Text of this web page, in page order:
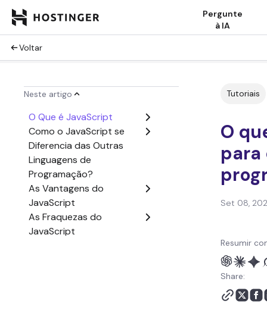
Pergunte
à IA
Voltar
Neste artigo
O Que é JavaScript
Como o JavaScript se
Diferencia das Outras
Linguagens de
Programação?
As Vantagens do
JavaScript
As Fraquezas do
JavaScript
Tutoriais
O
para
Set 08,
Resumir
Share: